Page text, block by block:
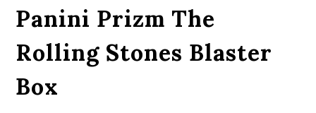
「一生弦命！」單筆購買弦線、配件滿$999（不含運費），即可
Panini Prizm The
Rolling Stones Blaster
Box